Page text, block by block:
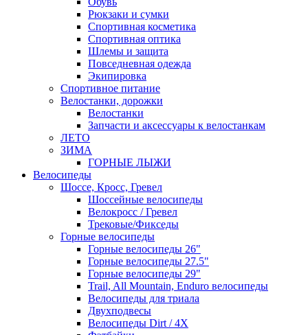
Рюкзаки и сумки
Спортивная косметика
Спортивная оптика
Шлемы и защита
Повседневная одежда
Экипировка
Спортивное питание
Велостанки, дорожки
Велостанки
Запчасти и аксессуары к велостанкам
ЛЕТО
ЗИМА
ГОРНЫЕ ЛЫЖИ
Велосипеды
Шоссе, Кросс, Гревел
Шоссейные велосипеды
Велокросс / Гревел
Трековые/Фикседы
Горные велосипеды
Горные велосипеды 26"
Горные велосипеды 27.5"
Горные велосипеды 29"
Trail, All Mountain, Enduro велосипеды
Велосипеды для триала
Двухподвесы
Велосипеды Dirt / 4X